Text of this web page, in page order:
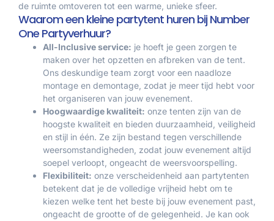
de ruimte omtoveren tot een warme, unieke sfeer.
Waarom een kleine partytent huren bij Number
One Partyverhuur?
All-Inclusive service: je hoeft je geen zorgen te
maken over het opzetten en afbreken van de tent.
Ons deskundige team zorgt voor een naadloze
montage en demontage, zodat je meer tijd hebt voor
het organiseren van jouw evenement.
Hoogwaardige kwaliteit: onze tenten zijn van de
hoogste kwaliteit en bieden duurzaamheid, veiligheid
en stijl in één. Ze zijn bestand tegen verschillende
weersomstandigheden, zodat jouw evenement altijd
soepel verloopt, ongeacht de weersvoorspelling.
Flexibiliteit: onze verscheidenheid aan partytenten
betekent dat je de volledige vrijheid hebt om te
kiezen welke tent het beste bij jouw evenement past,
ongeacht de grootte of de gelegenheid. Je kan ook